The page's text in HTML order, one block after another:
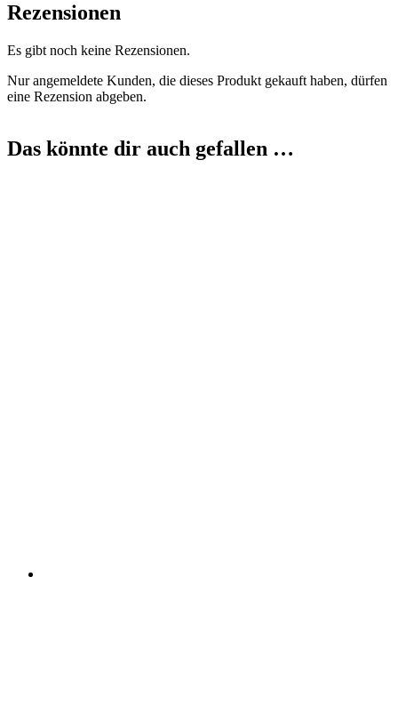
Rezensionen
Es gibt noch keine Rezensionen.
Nur angemeldete Kunden, die dieses Produkt gekauft haben, dürfen
eine Rezension abgeben.
Das könnte dir auch gefallen …